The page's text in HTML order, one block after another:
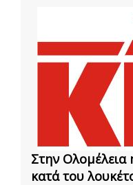
Στην Ολομέλεια
κατά του